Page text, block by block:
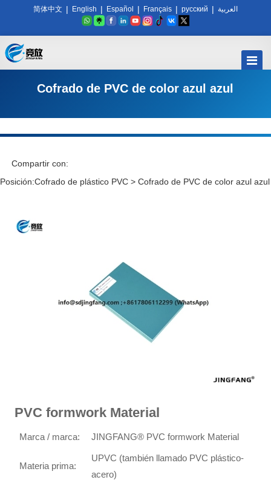
简体中文 | English | Español | Français | русский | العربية
Cofrado de PVC de color azul azul
Compartir con:
Posición:Cofrado de plástico PVC > Cofrado de PVC de color azul azul
PVC formwork Material
Marca / marca: JINGFANG® PVC formwork Material
Materia prima:
UPVC (también llamado PVC plástico-
acero)